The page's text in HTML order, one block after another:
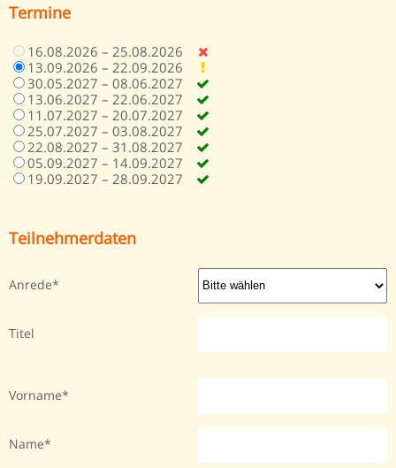
Termine
16.08.2026 – 25.08.2026
13.09.2026 – 22.09.2026
30.05.2027 – 08.06.2027
13.06.2027 – 22.06.2027
11.07.2027 – 20.07.2027
25.07.2027 – 03.08.2027
22.08.2027 – 31.08.2027
05.09.2027 – 14.09.2027
19.09.2027 – 28.09.2027
Teilnehmerdaten
Anrede
Titel
Vorname
Name